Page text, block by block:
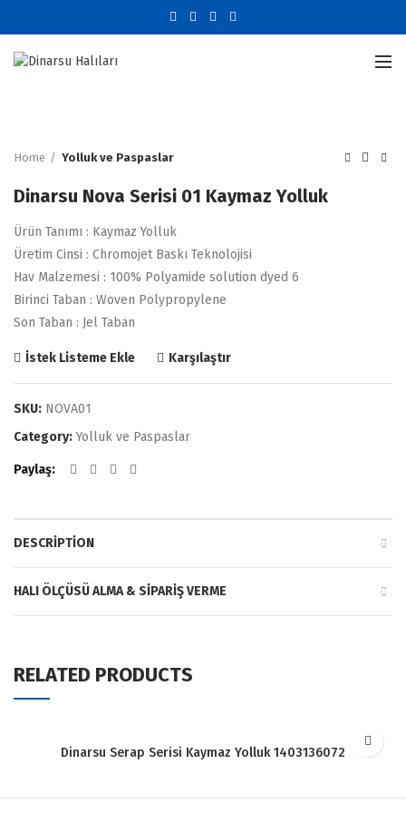
Home Yolluk ve Paspaslar
Dinarsu Nova Serisi 01 Kaymaz Yolluk
Ürün Tanımı : Kaymaz Yolluk
Üretim Cinsi : Chromojet Baskı Teknolojisi
Hav Malzemesi : 100% Polyamide solution dyed 6
Birinci Taban : Woven Polypropylene
Son Taban : Jel Taban
İstek Listeme Ekle Karşılaştır
SKU: NOVA01
Category: Yolluk ve Paspaslar
Paylaş
DESCRIPTION
HALI ÖLÇÜSÜ ALMA & SIPARIŞ VERME
RELATED PRODUCTS
Dinarsu Serap Serisi Kaymaz Yolluk 1403136072